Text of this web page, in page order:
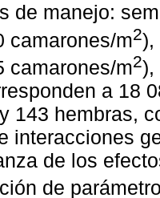
de manejo:
camarones/m2),
camarones/m2),
a 18
143 hembras,
interacciones
de los
de